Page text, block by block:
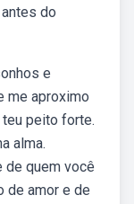
do
e
me aproximo
teu peito forte.
alma.
de quem você
de amor e de